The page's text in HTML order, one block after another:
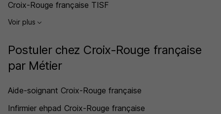
Croix-Rouge française TISF
Voir plus
Postuler chez Croix-Rouge française
par Métier
Aide-soignant Croix-Rouge française
Infirmier ehpad Croix-Rouge française